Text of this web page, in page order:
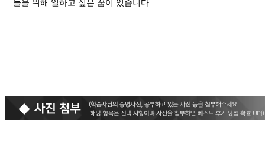
들을 위해 일하고 싶은 꿈이 있습니다.